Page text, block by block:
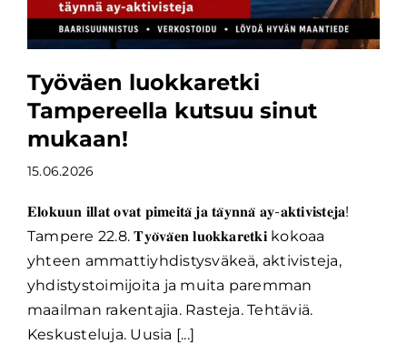
Työväen luokkaretki
Tampereella kutsuu sinut
mukaan!
15.06.2026
𝐄𝐥𝐨𝐤𝐮𝐮𝐧 𝐢𝐥𝐥𝐚𝐭 𝐨𝐯𝐚𝐭 𝐩𝐢𝐦𝐞𝐢𝐭𝐚̈ 𝐣𝐚 𝐭𝐚̈𝐲𝐧𝐧𝐚̈ 𝐚𝐲-𝐚𝐤𝐭𝐢𝐯𝐢𝐬𝐭𝐞𝐣𝐚!
Tampere 22.8. 𝐓𝐲𝐨̈𝐯𝐚̈𝐞𝐧 𝐥𝐮𝐨𝐤𝐤𝐚𝐫𝐞𝐭𝐤𝐢 kokoaa
yhteen ammattiyhdistysväkeä, aktivisteja,
yhdistystoimijoita ja muita paremman
maailman rakentajia. Rasteja. Tehtäviä.
Keskusteluja. Uusia [...]